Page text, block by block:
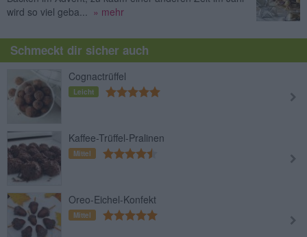
wird so viel geba...
» mehr
Schmeckt dir sicher auch
Cognactrüffel
Leicht
Kaffee-Trüffel-Pralinen
Mittel
Oreo-Eichel-Konfekt
Mittel